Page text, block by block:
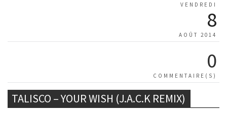
VENDREDI
8
AOÛT 2014
0
COMMENTAIRE(S)
TALISCO – YOUR WISH (J.A.C.K REMIX)